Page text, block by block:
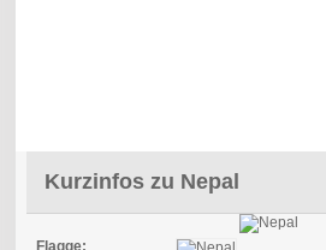
Kurzinfos zu Nepal
Flagge: